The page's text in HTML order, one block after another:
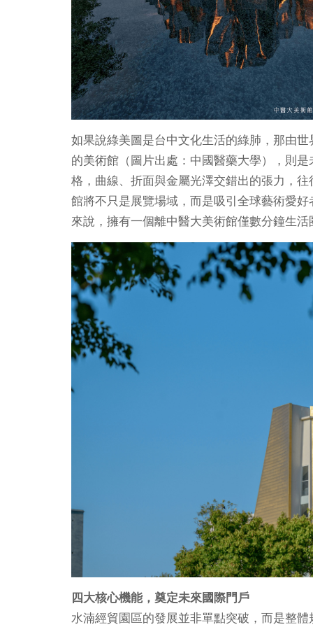
如果說綠美圖是台中文化生活的綠肺，那由
的美術館（圖片出處：中國醫藥大學），則
格，曲線、折面與金屬光澤交錯出的張力，
館將不只是展覽場域，而是吸引全球藝術愛
來說，擁有一個離中醫大美術館僅數分鐘生
四大核心機能，奠定未來國際門戶
水湳經貿園區的發展並非單點突破，而是整